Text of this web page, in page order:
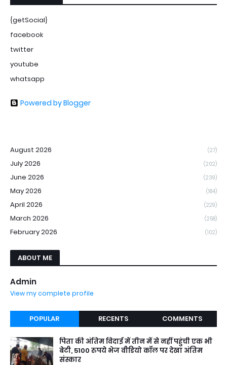
{getSocial}
facebook
twitter
youtube
whatsapp
Powered by Blogger
August 2026 (27)
July 2026 (202)
June 2026 (239)
May 2026 (184)
April 2026 (229)
March 2026 (258)
February 2026 (102)
ABOUT ME
Admin
View my complete profile
POPULAR RECENTS COMMENTS
पिता की अंतिम विदाई में तीन में से नहीं पहुंची एक भी
बेटी, 5100 रुपये भेज वीडियो कॉल पर देखा अंतिम
संस्कार